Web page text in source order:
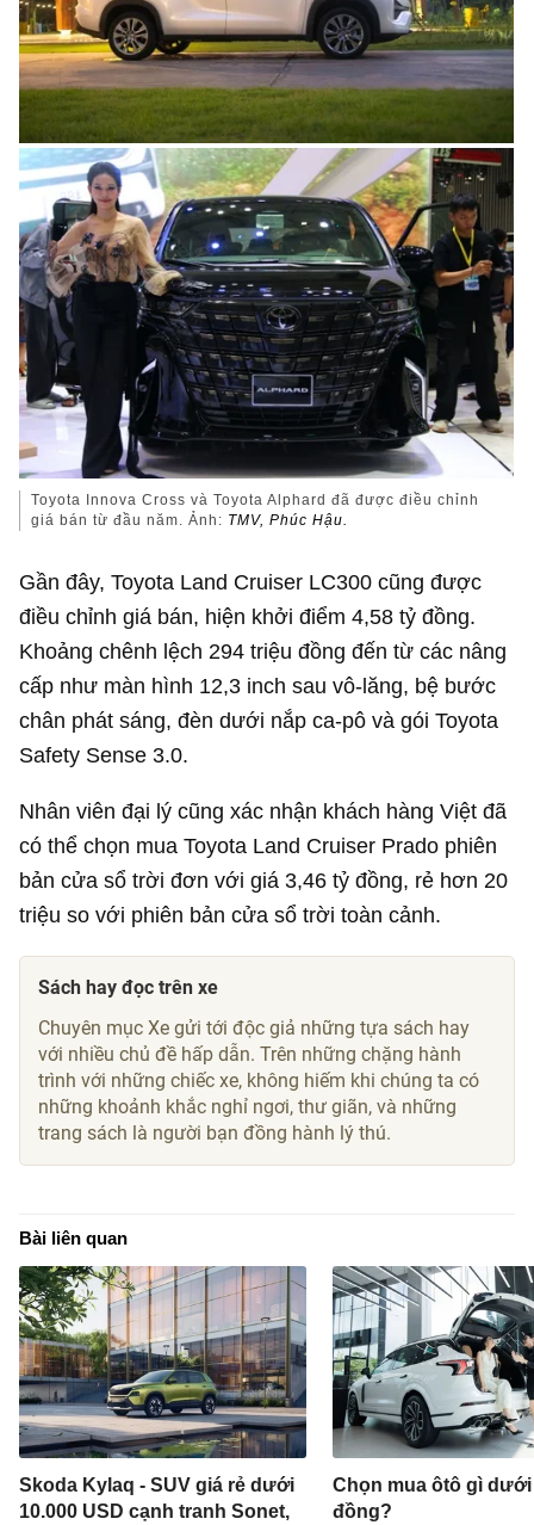
Toyota Innova Cross và Toyota Alphard đã được điều chỉnh
giá bán từ đầu năm. Ảnh: TMV, Phúc Hậu.
Gần đây, Toyota Land Cruiser LC300 cũng được
điều chỉnh giá bán, hiện khởi điểm4,58 tỷ đồng.
Khoảng chênh lệch 294 triệu đồng đến từ các nâng
cấp như màn hình 12,3 inch sau vô-lăng, bệ bước
chân phát sáng, đèn dưới nắp ca-pô và gói Toyota
Safety Sense 3.0.
Nhân viên đại lý cũng xác nhận khách hàng Việt đã
có thể chọn mua Toyota Land Cruiser Prado phiên
bản cửa sổ trời đơn với giá 3,46 tỷ đồng, rẻ hơn 20
triệu so với phiên bản cửa sổ trời toàn cảnh.
Sách hay đọc trên xe
Chuyên mục Xe gửi tới độc giả những tựa sách hay
với nhiều chủ đề hấp dẫn. Trên những chặng hành
trình với những chiếc xe, không hiếm khi chúng ta có
những khoảnh khắc nghỉ ngơi, thư giãn, và những
trang sách là người bạn đồng hành lý thú.
Bài liên quan
Skoda Kylaq - SUV giá rẻ dưới
10.000 USD cạnh tranh Sonet,
Chọn mua ôtô gì dưới
đồng?